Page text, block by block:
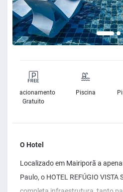
Estacionamento
Gratuito
Piscina
O Hotel
Localizado em Mairiporã a
Paulo, o HOTEL REFÚGIO VISTA